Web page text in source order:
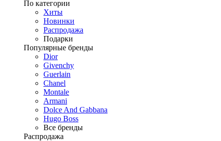
По категории
Хиты
Новинки
Распродажа
Подарки
Популярные бренды
Dior
Givenchy
Guerlain
Chanel
Montale
Armani
Dolce And Gabbana
Hugo Boss
Все бренды
Распродажа